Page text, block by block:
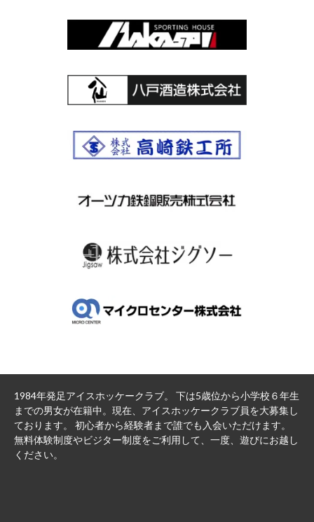
1984年発足アイスホッケークラブ。 下は5歳位から小学校６年生
までの男女が在籍中。現在、アイスホッケークラブ員を大募集し
ております。 初心者から経験者まで誰でも入会いただけます。
無料体験制度やビジター制度をご利用して、一度、遊びにお越し
ください。